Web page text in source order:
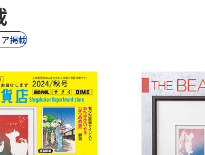
掲載